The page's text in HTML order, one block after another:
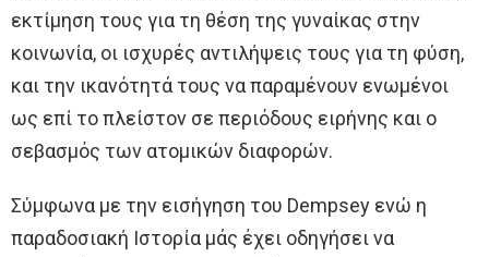
εκτίμηση τους για τη θέση της γυναίκας στην
κοινωνία, οι ισχυρές αντιλήψεις τους για τη φύση,
και την ικανότητά τους να παραμένουν ενωμένοι
ως επί το πλείστον σε περιόδους ειρήνης και ο
σεβασμός των ατομικών διαφορών.
Σύμφωνα με την εισήγηση του Dempsey ενώ η
παραδοσιακή Ιστορία μάς έχει οδηγήσει να